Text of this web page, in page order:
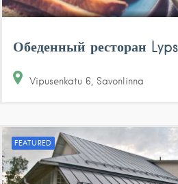
Обеденный ресторан
Vipusenkatu 6 Savonlinna
FEATURED